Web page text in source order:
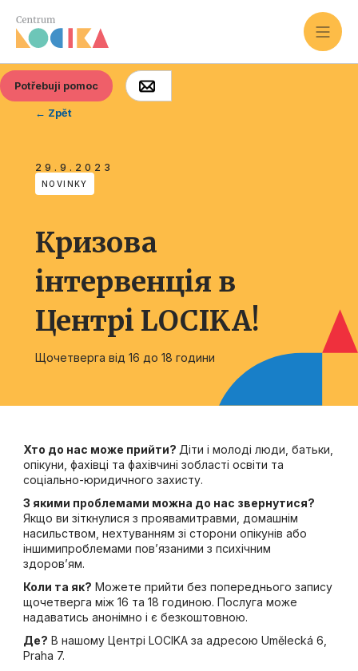
Potřebuji pomoc
← Zpět
29.9.2023
NOVINKY
Кризова
інтервенція в
Центрі LOCIKA!
Щочетверга від 16 до 18 години
Хто до нас може прийти? Діти і молоді люди, батьки,
опікуни, фахівці та фахівчині зобласті освіти та
соціально-юридичного захисту.
З якими проблемами можна до нас звернутися?
Якщо ви зіткнулися з проявамитравми, домашнім
насильством, нехтуванням зі сторони опікунів або
іншимипроблемами повʼязаними з психічним
здоровʼям.
Коли та як? Можете прийти без попереднього запису
щочетверга між 16 та 18 годиною. Послуга може
надаватись анонімно і є безкоштовною.
Де? В нашому Центрі LOCIKA за адресою Umělecká 6,
Praha 7.